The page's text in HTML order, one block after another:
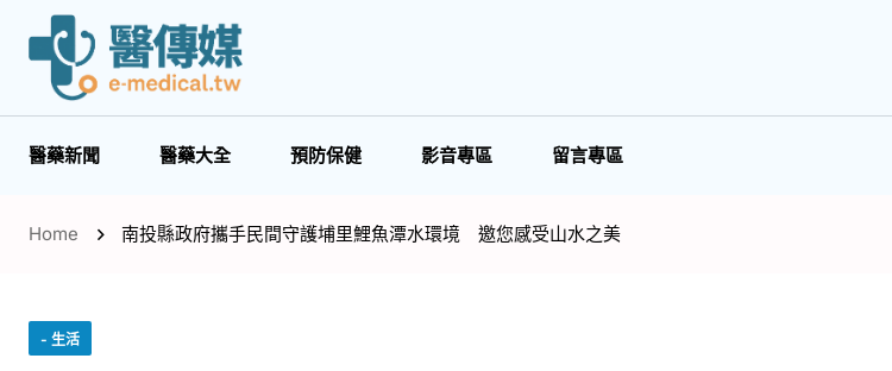
醫藥新聞 醫藥大全 預防保健 影音專區 留言專區
Home 南投縣政府攜手民間守護埔里鯉魚潭水環境 邀您感受山水之美
- 生活